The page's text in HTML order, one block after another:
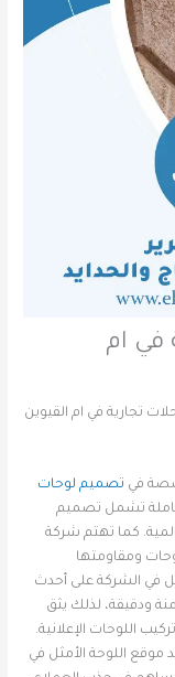
في ام
تجارية في ام القيوين
في تصميم لوحات
تشمل تصميم
كما تهتم شركة
ومقاومتها
في الشركة على أحدث
ودقيقة، لذلك يثق
اللوحات الإعلانية.
موقع اللوحة الأمثل في